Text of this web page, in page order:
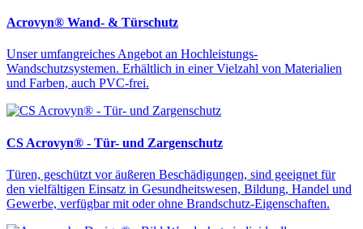
Acrovyn® Wand- & Türschutz
Unser umfangreiches Angebot an Hochleistungs-
Wandschutzsystemen. Erhältlich in einer Vielzahl von Materialien
und Farben, auch PVC-frei.
CS Acrovyn® - Tür- und Zargenschutz
Türen, geschützt vor äußeren Beschädigungen, sind geeignet für
den vielfältigen Einsatz in Gesundheitswesen, Bildung, Handel und
Gewerbe, verfügbar mit oder ohne Brandschutz-Eigenschaften.